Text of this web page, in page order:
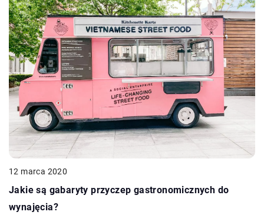
12 marca 2020
Jakie są gabaryty przyczep gastronomicznych do
wynajęcia?